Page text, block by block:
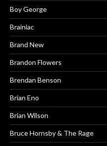
Boy George
Brainiac
Brand New
Brandon Flowers
Brendan Benson
Brian Eno
Brian Wilson
Bruce Hornsby & The Rage